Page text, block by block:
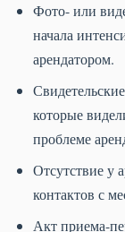
Фото- или
начала
арендатором.
которые
проблеме
Отсутствие у
контактов с
Акт приема-